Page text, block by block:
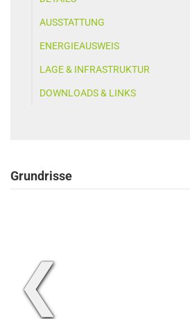
AUSSTATTUNG
ENERGIEAUSWEIS
LAGE & INFRASTRUKTUR
DOWNLOADS & LINKS
Grundrisse
❮